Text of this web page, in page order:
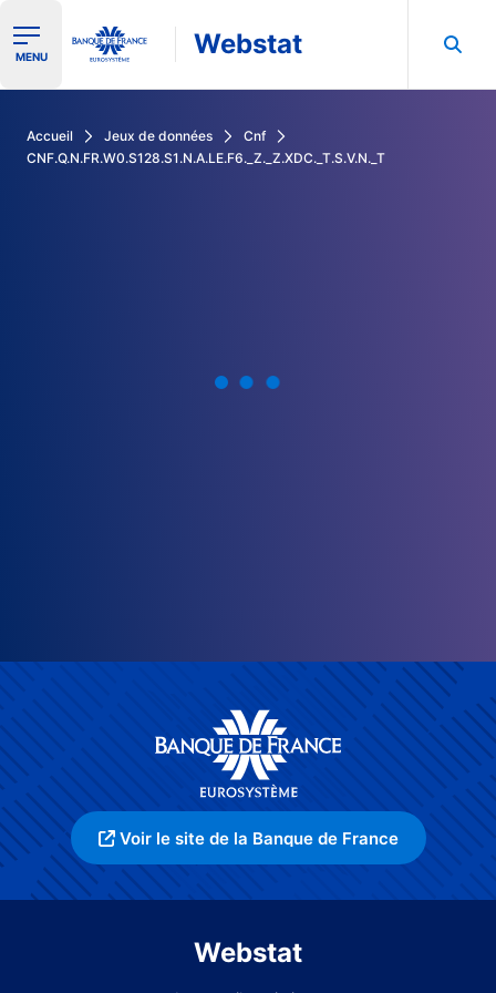
Ouvrir le menu de navigation
MENU Webstat
Accueil Jeux de données
Cnf
CNF.Q.N.FR.W0.S128.S1.N.A.LE.F6._Z._Z.XDC._T.S.V.N._T
Voir le site de la Banque de France
Webstat